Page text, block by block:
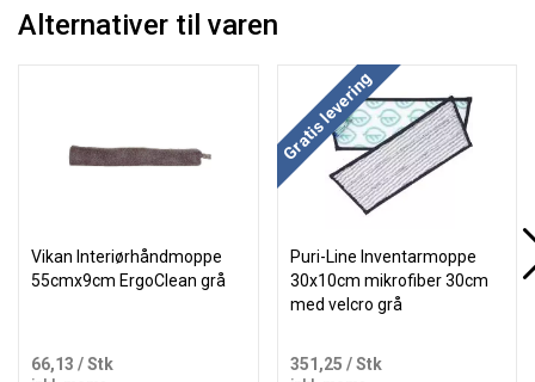
Alternativer til varen
Vikan Interiørhåndmoppe
55cmx9cm ErgoClean grå
66,13 / Stk
Gratis levering
Puri-Line Inventarmoppe
30x10cm mikrofiber 30cm
med velcro grå
351,25 / Stk